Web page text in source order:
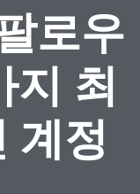
로우
지 최
계정